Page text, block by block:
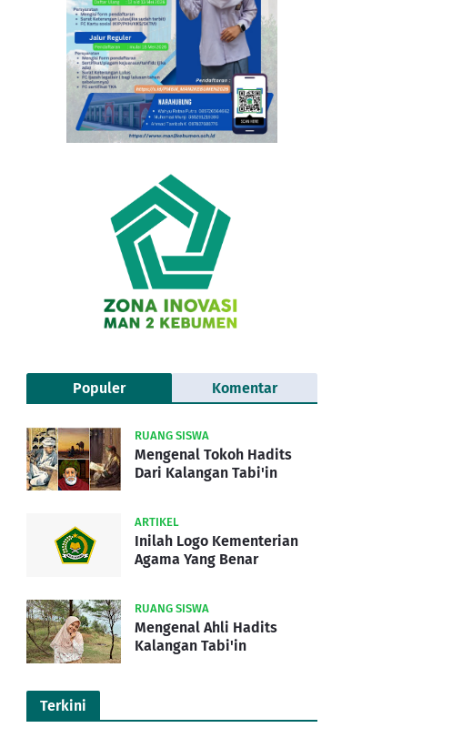
Populer Komentar
RUANG SISWA
Mengenal Tokoh Hadits
Dari Kalangan Tabi'in
ARTIKEL
Inilah Logo Kementerian
Agama Yang Benar
RUANG SISWA
Mengenal Ahli Hadits
Kalangan Tabi'in
Terkini